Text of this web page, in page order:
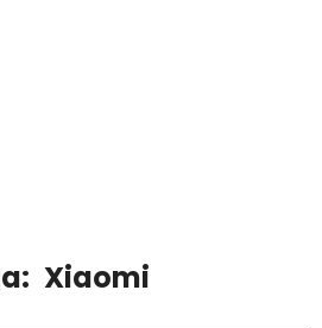
Xiaomi